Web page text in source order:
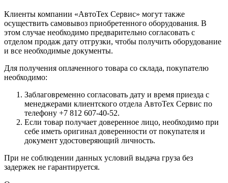
Клиенты компании «АвтоТех Сервис» могут также
осуществить самовывоз приобретенного оборудования. В
этом случае необходимо предварительно согласовать с
отделом продаж дату отгрузки, чтобы получить оборудование
и все необходимые документы.
Для получения оплаченного товара со склада, покупателю
необходимо:
Заблаговременно согласовать дату и время приезда с
менеджерами клиентского отдела АвтоТех Сервис по
телефону +7 812 607-40-52.
Если товар получает доверенное лицо, необходимо при
себе иметь оригинал доверенности от покупателя и
документ удостоверяющий личность.
При не соблюдении данных условий выдача груза без
задержек не гарантируется.